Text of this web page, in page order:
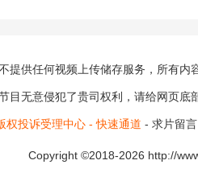
提供任何视频上传储存服务，所有内
目无意侵犯了贵司权利，请给网页底
权投诉受理中心 - 快速通道 - 求片留言
Copyright ©2018-2026 http://